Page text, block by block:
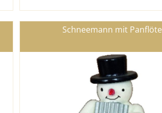
Schneemann mit Panflöte